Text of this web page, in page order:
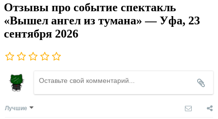
Отзывы про событие спектакль
«Вышел ангел из тумана» — Уфа, 23
сентября 2026
Лучшие